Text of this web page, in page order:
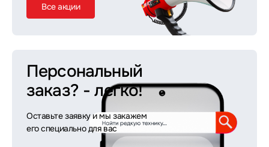
Все акции
Персональный
заказ? - легко!
Оставьте заявку и мы закажем
его специально для вас